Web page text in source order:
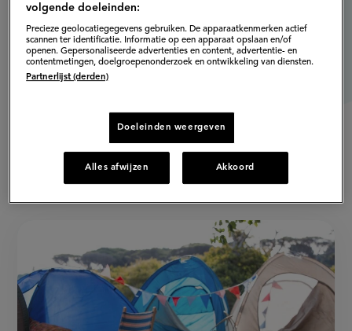
Populaire artikelen
volgende doeleinden:
Precieze geolocatiegegevens gebruiken. De apparaatkenmerken actief
scannen ter identificatie. Informatie op een apparaat opslaan en/of
openen. Gepersonaliseerde advertenties en content, advertentie- en
contentmetingen, doelgroepenonderzoek en ontwikkeling van diensten.
Partnerlijst (derden)
Doeleinden weergeven
Alles afwijzen Akkoord